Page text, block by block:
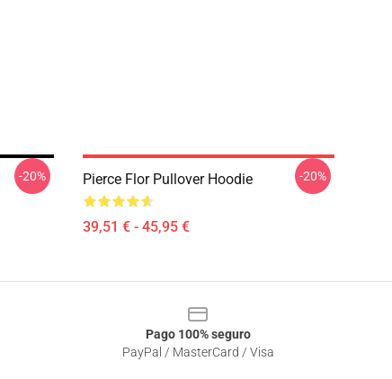
-20% Pierce Flor Pullover Hoodie
39,51 € - 45,95 €
-20%
Pago 100% seguro
PayPal / MasterCard / Visa